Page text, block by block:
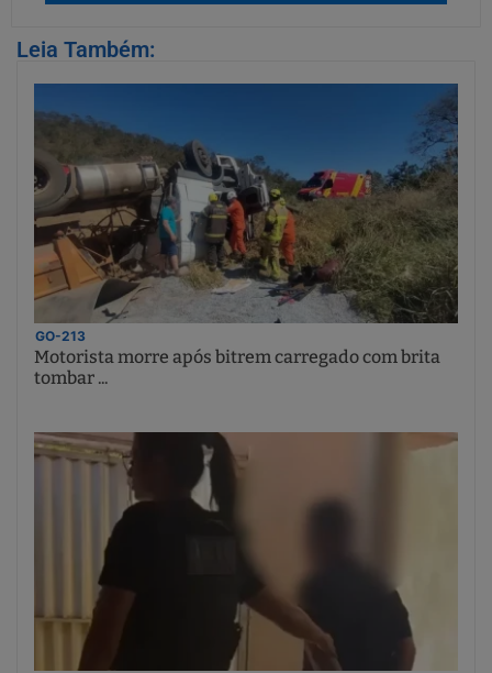
Leia Também:
GO-213
Motorista morre após bitrem carregado com brita
tombar ...